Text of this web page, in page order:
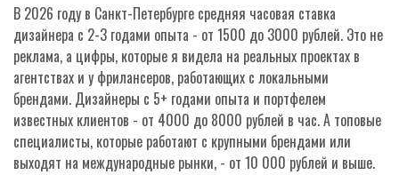
В 2026 году в Санкт-Петербурге средняя часовая ставка
дизайнера с 2-3 годами опыта - от 1500 до 3000 рублей. Это не
реклама, а цифры, которые я видела на реальных проектах в
агентствах и у фрилансеров, работающих с локальными
брендами. Дизайнеры с 5+ годами опыта и портфелем
известных клиентов - от 4000 до 8000 рублей в час. А топовые
специалисты, которые работают с крупными брендами или
выходят на международные рынки, - от 10 000 рублей и выше.